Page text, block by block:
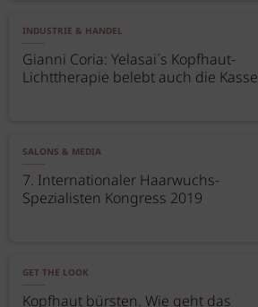
INDUSTRIE & HANDEL
Gianni Coria: Yelasai´s Kopfhaut-
Lichttherapie belebt auch die Kasse
SALONS & MEDIA
7. Internationaler Haarwuchs-
Spezialisten Kongress 2019
GET THE LOOK
Kopfhaut bürsten. Wie geht das